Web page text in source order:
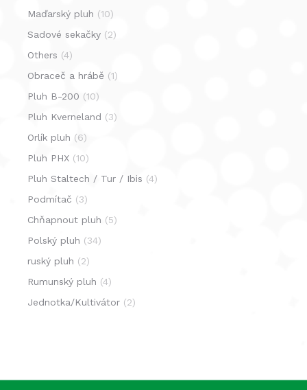
Maďarský pluh (10)
Sadové sekačky (2)
Others (4)
Obraceč a hrábě (1)
Pluh B-200 (10)
Pluh Kverneland (3)
Orlík pluh (6)
Pluh PHX (10)
Pluh Staltech / Tur / Ibis (4)
Podmítač (3)
Chňapnout pluh (5)
Polský pluh (34)
ruský pluh (2)
Rumunský pluh (4)
Jednotka/Kultivátor (2)